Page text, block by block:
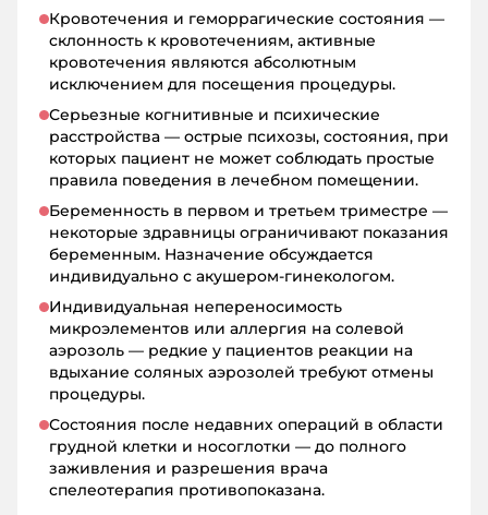
Кровотечения и геморрагические состояния —
склонность к кровотечениям, активные
кровотечения являются абсолютным
исключением для посещения процедуры.
Серьезные когнитивные и психические
расстройства — острые психозы, состояния, при
которых пациент не может соблюдать простые
правила поведения в лечебном помещении.
Беременность в первом и третьем триместре —
некоторые здравницы ограничивают показания
беременным. Назначение обсуждается
индивидуально с акушером-гинекологом.
Индивидуальная непереносимость
микроэлементов или аллергия на солевой
аэрозоль — редкие у пациентов реакции на
вдыхание соляных аэрозолей требуют отмены
процедуры.
Состояния после недавних операций в области
грудной клетки и носоглотки — до полного
заживления и разрешения врача
спелеотерапия противопоказана.